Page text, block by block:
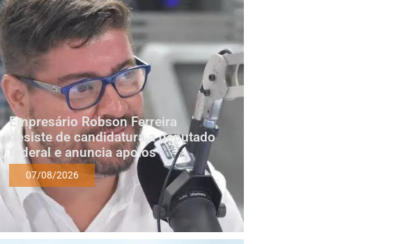
Empresário Robson Ferreira
desiste de candidatura a deputado
federal e anuncia apoios
07/08/2026